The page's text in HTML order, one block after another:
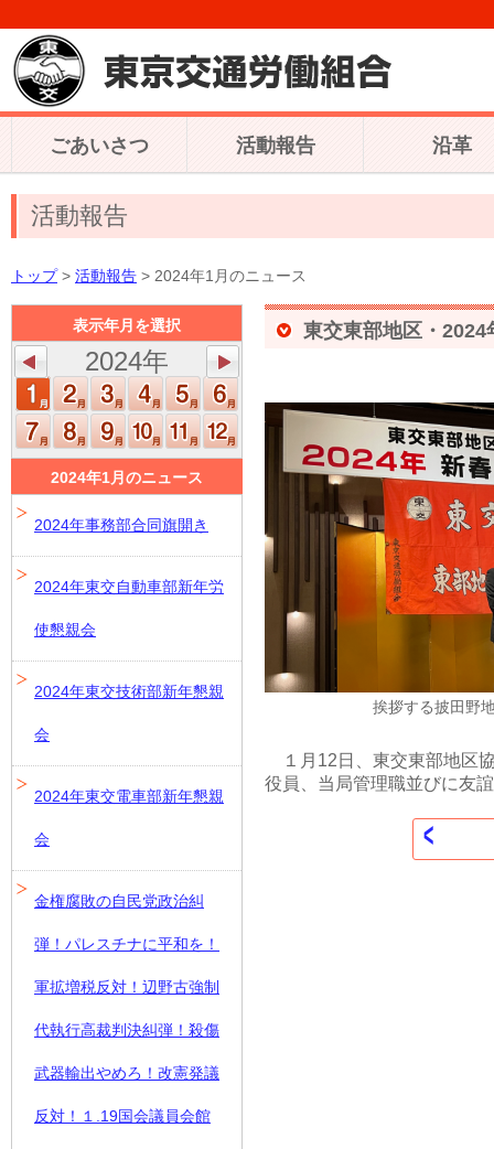
ごあいさつ 活動報告 沿革
活動報告
トップ> 活動報告 > 2024年1月のニュース
表示年月を選択
2024年
2024年1月のニュース
2024年事務部合同旗開き
2024年東交自動車部新年労
使懇親会
2024年東交技術部新年懇親
会
2024年東交電車部新年懇親
会
金権腐敗の自民党政治糾
弾！パレスチナに平和を！
軍拡増税反対！辺野古強制
代執行高裁判決糾弾！殺傷
武器輸出やめろ！改憲発議
反対！１.19国会議員会館
東交東部地区・2024
挨拶する披田野
１月12日、東交東部地区
役員、当局管理職並びに友